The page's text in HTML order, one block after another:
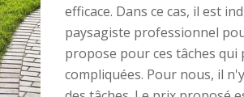
efficace. Dans ce cas, il est
paysagiste professionnel
propose pour ces tâches
compliquées. Pour nous, il